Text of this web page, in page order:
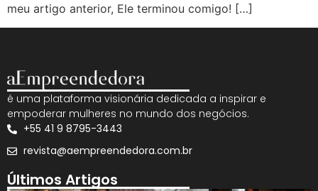
meu artigo anterior, Ele terminou comigo! […]
é uma plataforma visionária dedicada a inspirar e
empoderar mulheres no mundo dos negócios.
+55 41 9 8795-3443
revista@aempreendedora.com.br
Últimos Artigos